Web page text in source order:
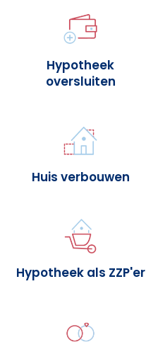
Hypotheek
oversluiten
Huis verbouwen
Hypotheek als ZZP'er